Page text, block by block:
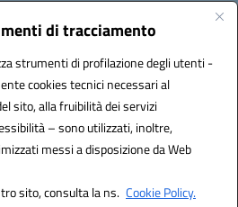
di tracciamento
strumenti di profilazione degli utenti -
cookies tecnici necessari al
sito, alla fruibilità dei servizi
– sono utilizzati, inoltre,
messi a disposizione da Web
sito, consulta la ns. Cookie Policy.
per le palestre
- Tel 079293287 - Fax 0793764116
- PEC: ssvc010009@pec.istruzione.it
- C.F. Scuole 92073300904
by 3D Solution S.r.l.